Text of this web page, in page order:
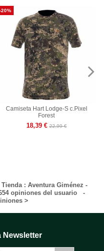
-20%
Camiseta Hart Lodge-S c.Pixel
Forest
18,39 € 22,99 €
Tienda : Aventura Giménez -
opiniones del usuario
-
>
Newsletter